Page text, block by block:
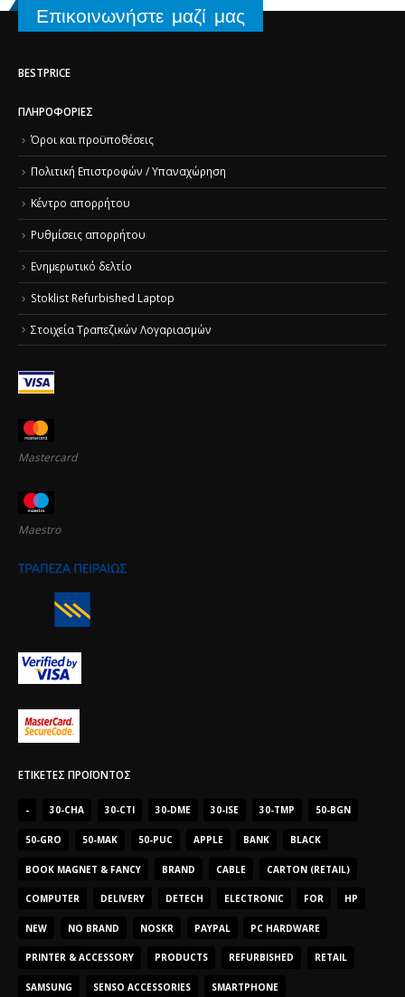
Επικοινωνήστε μαζί μας
BESTPRICE
ΠΛΗΡΟΦΟΡΊΕΣ
Όροι και προϋποθέσεις
Πολιτική Επιστροφών / Υπαναχώρηση
Κέντρο απορρήτου
Ρυθμίσεις απορρήτου
Ενημερωτικό δελτίο
Stoklist Refurbished Laptop
Στοιχεία Τραπεζικών Λογαριασμών
Mastercard
Maestro
ΕΤΙΚΈΤΕΣ ΠΡΟΪΌΝΤΟΣ
- 30-CHA 30-CTI 30-DME 30-ISE 30-TMP 50-BGN
50-GRO 50-MAK 50-PUC APPLE BANK BLACK
BOOK MAGNET & FANCY BRAND CABLE CARTON (RETAIL)
COMPUTER DELIVERY DETECH ELECTRONIC FOR HP
NEW NO BRAND NOSKR PAYPAL PC HARDWARE
PRINTER & ACCESSORY PRODUCTS REFURBISHED RETAIL
SAMSUNG SENSO ACCESSORIES SMARTPHONE